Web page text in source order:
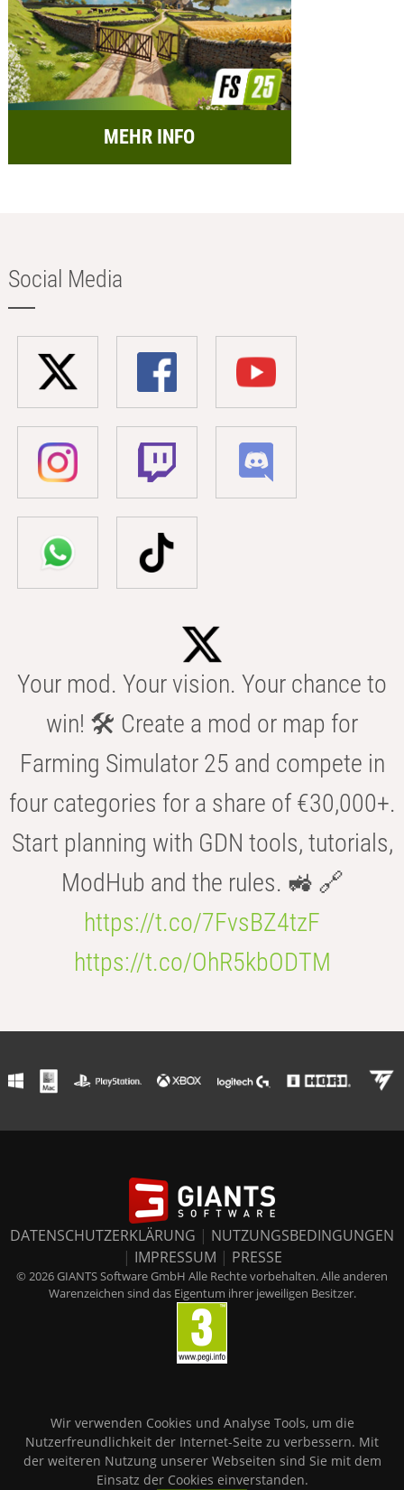
MEHR INFO
Social Media
Your mod. Your vision. Your chance to
win! 🛠️ Create a mod or map for
Farming Simulator 25 and compete in
four categories for a share of €30,000+.
Start planning with GDN tools, tutorials,
ModHub and the rules. 🚜 🔗
https://t.co/7FvsBZ4tzF
https://t.co/OhR5kbODTM
DATENSCHUTZERKLÄRUNG | NUTZUNGSBEDINGUNGEN
| IMPRESSUM | PRESSE
© 2026 GIANTS Software GmbH Alle Rechte vorbehalten. Alle anderen
Warenzeichen sind das Eigentum ihrer jeweiligen Besitzer.
Wir verwenden Cookies und Analyse Tools, um die
Nutzerfreundlichkeit der Internet-Seite zu verbessern. Mit
der weiteren Nutzung unserer Webseiten sind Sie mit dem
Einsatz der Cookies einverstanden.